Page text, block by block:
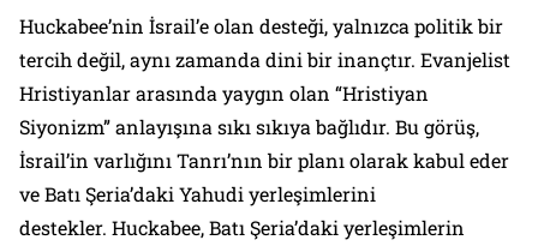
Huckabee’nin İsrail’e olan desteği, yalnızca politik bir
tercih değil, aynı zamanda dini bir inançtır. Evanjelist
Hristiyanlar arasında yaygın olan “Hristiyan
Siyonizm” anlayışına sıkı sıkıya bağlıdır. Bu görüş,
İsrail’in varlığını Tanrı’nın bir planı olarak kabul eder
ve Batı Şeria’daki Yahudi yerleşimlerini
destekler. Huckabee, Batı Şeria’daki yerleşimlerin